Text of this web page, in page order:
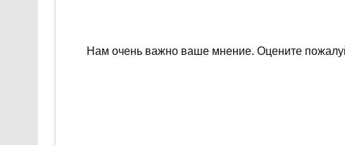
Нам очень важно ваше мнение. Оцените